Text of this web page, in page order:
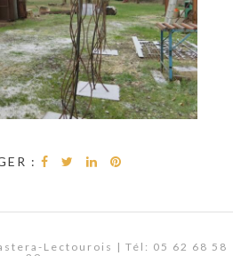
:
Lectourois | Tél: 05 62 68 58